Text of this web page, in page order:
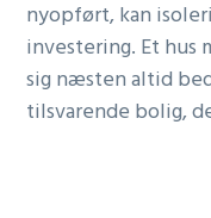
nyopført, kan
investering. Et hus
sig næsten altid
tilsvarende bolig,